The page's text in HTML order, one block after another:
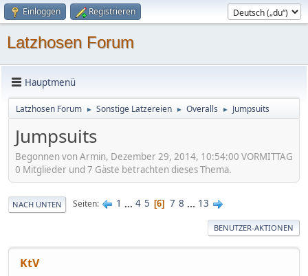
Einloggen Registrieren
Latzhosen Forum
Hauptmenü
Latzhosen Forum ► Sonstige Latzereien ► Overalls ► Jumpsuits
Jumpsuits
Begonnen von Armin, Dezember 29, 2014, 10:54:00 VORMITTAG
0 Mitglieder und 7 Gäste betrachten dieses Thema.
NACH UNTEN Seiten 1 ... 4 5 6 7 8 ... 13
BENUTZER-AKTIONEN
KtV